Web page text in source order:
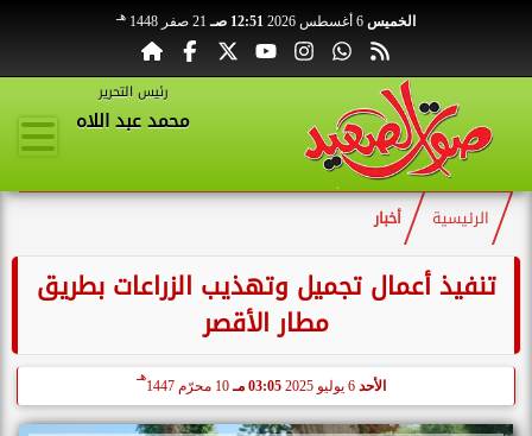
الخميس 12:51 صـ 21 صفر 1448 هـ
رئيس التحرير
محمد عبد اللاه
الرئيسية أخبار
تنفيذ أعمال تجميل وتهذيب الزراعات بطريق
مطار الأقصر
الأحد 03:05 مـ 10 محرّم 1447
هـ